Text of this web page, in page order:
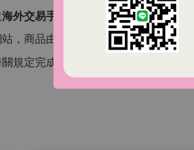
海外交易手續費
（依各銀行規定）
，商品由澳洲出貨。
規定完成 EZWAY 實名認證與進口申